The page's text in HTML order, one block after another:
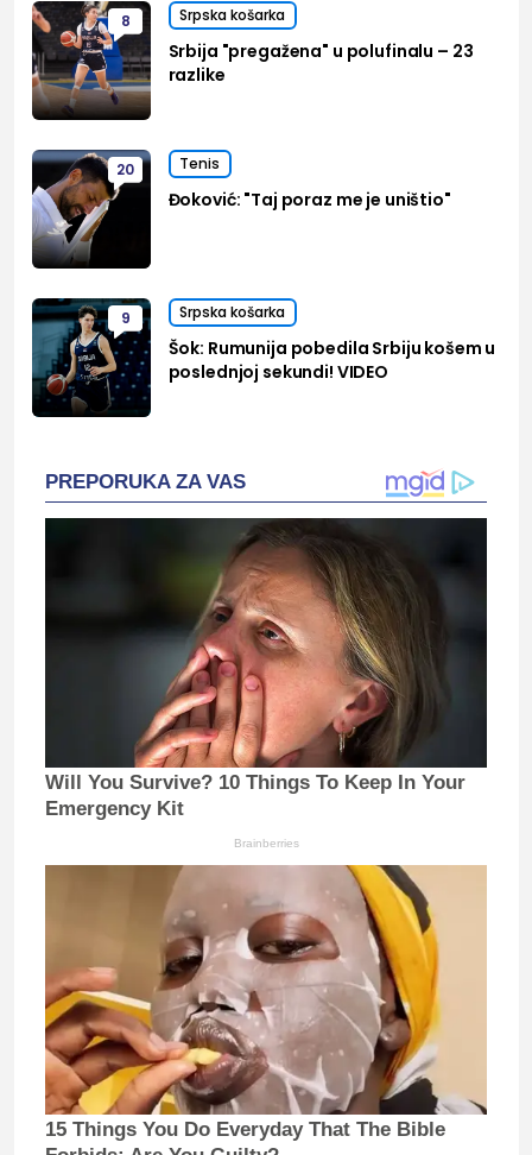
8 Srpska košarka
Srbija "pregažena" u polufinalu – 23
razlike
20 Tenis
Đoković: "Taj poraz me je uništio"
9 Srpska košarka
Šok: Rumunija pobedila Srbiju košem u
poslednjoj sekundi! VIDEO
PREPORUKA ZA VAS
Will You Survive? 10 Things To Keep In Your
Emergency Kit
Brainberries
15 Things You Do Everyday That The Bible